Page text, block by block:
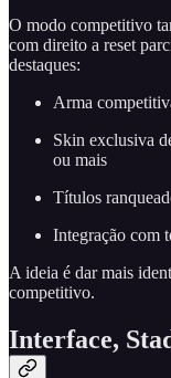
O modo competitivo
com direito a reset
destaques:
Arma
Skin exclusiva
ou mais
Títulos
Integração com
A ideia é dar mais
competitivo.
Interface,